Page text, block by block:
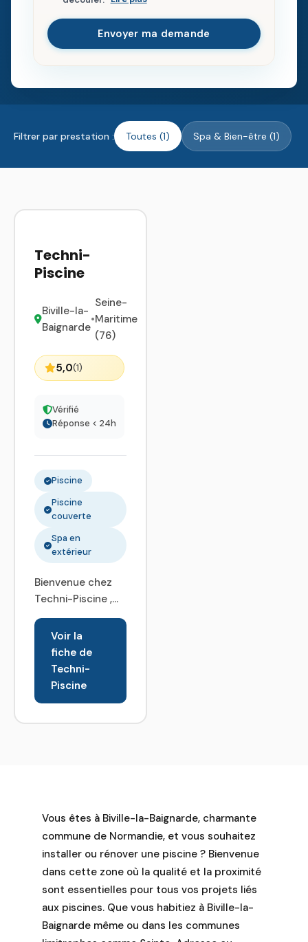
Envoyer ma demande
Filtrer par prestation : Toutes (1) Spa & Bien-être (1)
Techni-
Piscine
Biville-la-
Baignarde
•
Seine-
Maritime
(76)
5,0(1)
Vérifié
Réponse < 24h
Piscine
Piscine
couverte
Spa en
extérieur
Bienvenue chez
Techni-Piscine ,
spécialiste de
l'univers
aquatique. Nous
sommes fiers de
vous proposer
une gamme
détente et plaisir
Partenaire
fabricant français
renommé de
coques en
polyester, notre
Voir la
fiche de
Techni-
Piscine
Vous êtes à Biville-la-Baignarde, charmante
commune de Normandie, et vous souhaitez
installer ou rénover une piscine ? Bienvenue
dans cette zone où la qualité et la proximité
sont essentielles pour tous vos projets liés
aux piscines. Que vous habitiez à Biville-la-
Baignarde même ou dans les communes